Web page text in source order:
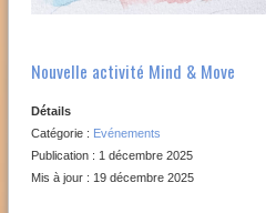
Nouvelle activité Mind & Move
Détails
Catégorie : Evénements
Publication : 1 décembre 2025
Mis à jour : 19 décembre 2025